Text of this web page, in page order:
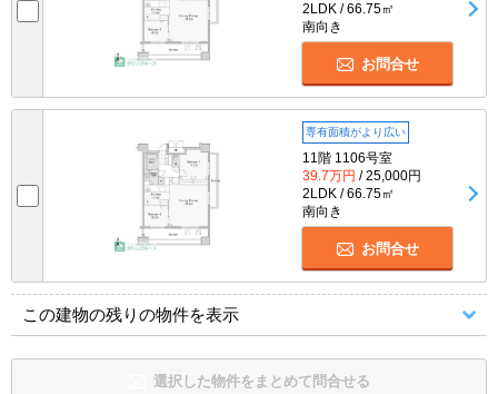
2LDK / 66.75㎡
南向き
お問合せ
専有面積がより広い
11階 1106号室
39.7万円 / 25,000円
2LDK / 66.75㎡
南向き
お問合せ
この建物の残りの物件を表示
選択した物件をまとめて問合せる